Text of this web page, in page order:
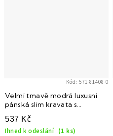
Velmi tmavě modrá luxusní
pánská slim kravata s
růžovými květy
537 Kč
Ihned k odeslání (1 ks)
Kód:571-81408-0